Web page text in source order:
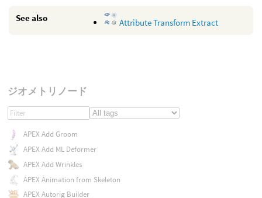
See also Attribute Transform Extract
ジオメトリノード
APEX Add Groom
APEX Add ML Deformer
APEX Add Wrinkles
APEX Animation from Skeleton
APEX Autorig Builder